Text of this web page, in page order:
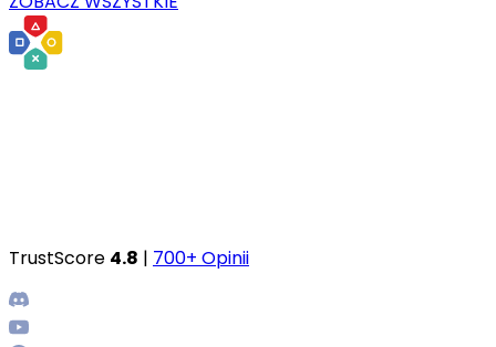
TrustScore 4.8 | 700+ Opinii